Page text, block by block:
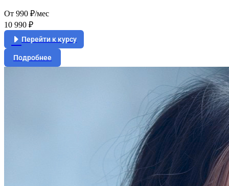
От 990 ₽/мес
10 990 ₽
Перейти к курсу
Подробнее